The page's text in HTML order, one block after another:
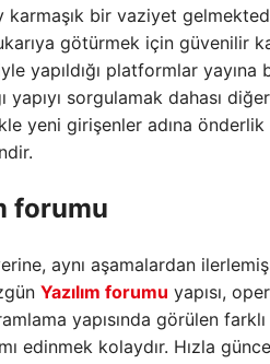
bir vaziyet
götürmek için güvenilir
yapıldığı platformlar yayına
yapıyı sorgulamak dahası
yeni girişenler adına
forumu
aynı aşamalardan ilerlemiş
Yazılım forumu yapısı,
yapısında görülen
edinmek kolaydır. Hızla